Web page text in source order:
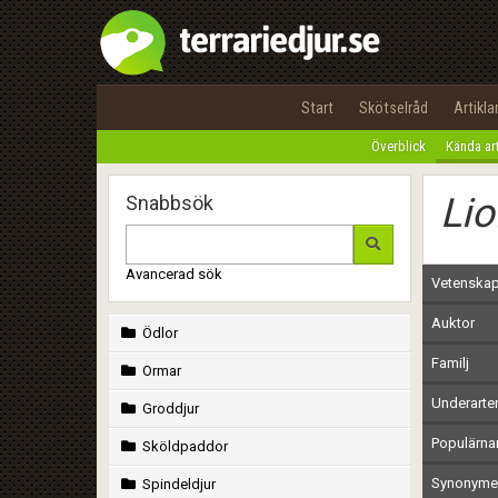
Start Skötselråd Artiklar
Överblick Kända
Snabbsök
Avancerad sök
Ödlor
Ormar
Groddjur
Sköldpaddor
Spindeldjur
Auktor
Familj
Underarter